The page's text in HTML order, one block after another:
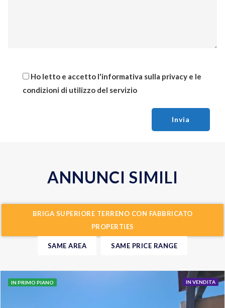
Ho letto e accetto l'informativa sulla privacy e le
condizioni di utilizzo del servizio
Invia
ANNUNCI SIMILI
BRIGA SUPERIORE TERRENO CON FABBRICATO
PROPERTIES
SAME AREA SAME PRICE RANGE
IN PRIMO PIANO IN VENDITA